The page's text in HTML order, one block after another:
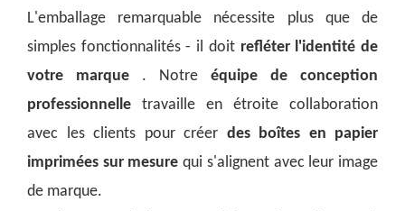
L'emballage remarquable nécessite plus que de
simples fonctionnalités - il doit refléter l'identité de
votre marque . Notre équipe de conception
professionnelle travaille en étroite collaboration
avec les clients pour créer des boîtes en papier
imprimées sur mesurequi s'alignent avec leur image
de marque.